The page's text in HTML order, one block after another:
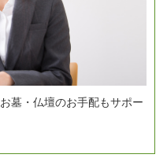
墓・仏壇のお手配もサポー